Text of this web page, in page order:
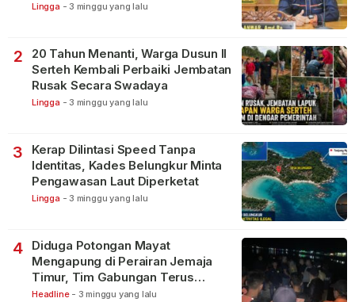
Lingga - 3 minggu yang lalu
2
20 Tahun Menanti, Warga Dusun II
Serteh Kembali Perbaiki Jembatan
Rusak Secara Swadaya
Lingga - 3 minggu yang lalu
3
Kerap Dilintasi Speed Tanpa
Identitas, Kades Belungkur Minta
Pengawasan Laut Diperketat
Lingga - 3 minggu yang lalu
4
Diduga Potongan Mayat
Mengapung di Perairan Jemaja
Timur, Tim Gabungan Terus
Lakukan Pencarian
Headline - 3 minggu yang lalu